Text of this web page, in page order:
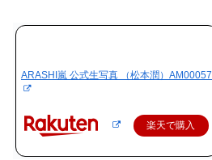
ARASHI嵐 公式生写真 （松本潤）AM00057
楽天で購入